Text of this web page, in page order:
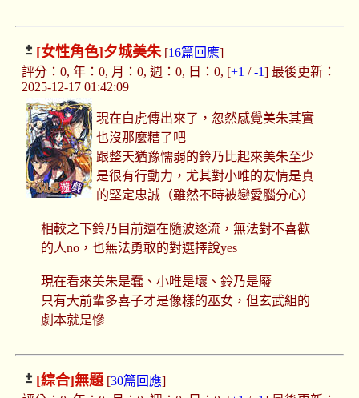
[女性角色]夕城美朱[16篇回應]
評分：0, 年：0, 月：0, 週：0, 日：0, [+1 /-1] 最後更新：
2025-12-17 01:42:09
現在白虎傳出來了，忽然感覺美朱其實
也沒那麼糟了吧
跟整天猶豫懦弱的鈴乃比起來美朱至少
是很有行動力，尤其對小唯的友情是真
的堅定忠誠（雖然不時被戀愛腦分心）
相較之下鈴乃目前還在隨波逐流，無法對不喜歡
的人no，也無法勇敢的對選擇說yes
現在看來美朱是蠢、小唯是壞、鈴乃是廢
只有大前輩多喜子才是像樣的巫女，但玄武組的
劇本就是慘
[綜合]無題[30篇回應]